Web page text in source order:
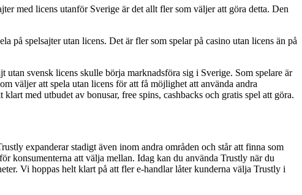
med licens utanför Sverige är det allt fler som väljer att göra detta. Den
på spelsajter utan licens. Det är fler som spelar på casino utan licens än på
svensk licens skulle börja marknadsföra sig i Sverige. Som spelare är
väljer att spela utan licens för att få möjlighet att använda andra
med utbudet av bonusar, free spins, cashbacks och gratis spel att göra.
expanderar stadigt även inom andra områden och står att finna som
konsumenterna att välja mellan. Idag kan du använda Trustly när du
Vi hoppas helt klart på att fler e-handlar låter kunderna välja Trustly i